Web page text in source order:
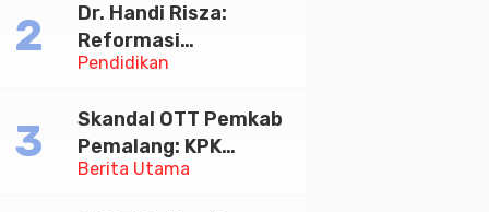
Pendidikan
Dr. Handi Risza:
Reformasi
Pendidikan Tinggi
Terintegrasi Menuju
Indonesia Emas 2045
Berita Utama
Skandal OTT Pemkab
Pemalang: KPK
Tetapkan Bupati